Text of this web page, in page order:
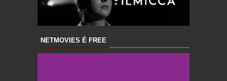
NETMOVIES É FREE